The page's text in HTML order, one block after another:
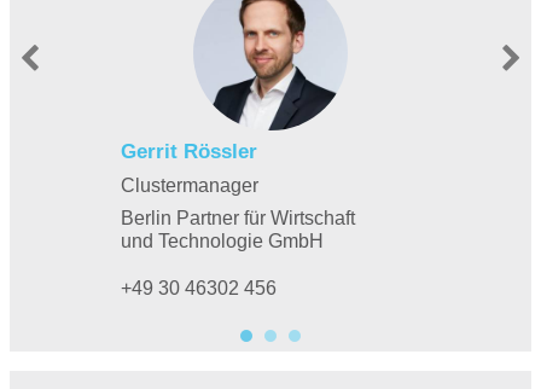
Gerrit Rössler
Clustermanager
Berlin Partner für Wirtschaft
und Technologie GmbH
+49 30 46302 456
 